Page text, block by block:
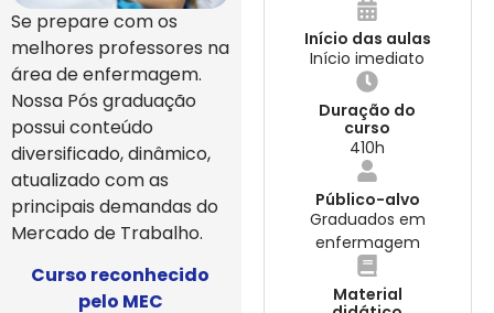
Se prepare com os
melhores professores na
área de enfermagem.
Nossa Pós graduação
possui conteúdo
diversificado, dinâmico,
atualizado com as
principais demandas do
Mercado de Trabalho.
Curso reconhecido
pelo MEC
Início das aulas
Início imediato
Duração do
curso
410h
Público-alvo
Graduados em
enfermagem
Material